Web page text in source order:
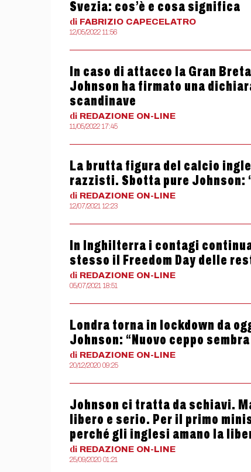
Svezia: cos’è e cosa significa
di FABRIZIO CAPECELATRO
12/05/2022 11:56
In caso di attacco la Gran
Johnson ha firmato una
scandinave
di REDAZIONE ON-LINE
11/05/2022 17:45
La brutta figura del calcio
razzisti. Sbotta pure Johnson:
di REDAZIONE ON-LINE
12/07/2021 12:23
In Inghilterra i contagi
stesso il Freedom Day delle
di REDAZIONE ON-LINE
05/07/2021 18:51
Londra torna in lockdown da
Johnson: “Nuovo ceppo
di REDAZIONE ON-LINE
20/12/2020 09:25
Johnson ci tratta da schiavi.
libero e serio. Per il primo
perché gli inglesi amano la
di REDAZIONE ON-LINE
25/09/2020 01:21